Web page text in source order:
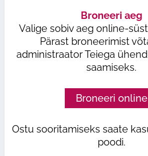
Broneeri aeg
Valige sobiv aeg online-
Pärast broneerimist
administraator Teiega
saamiseks.
Broneeri online
Ostu sooritamiseks saate
poodi.